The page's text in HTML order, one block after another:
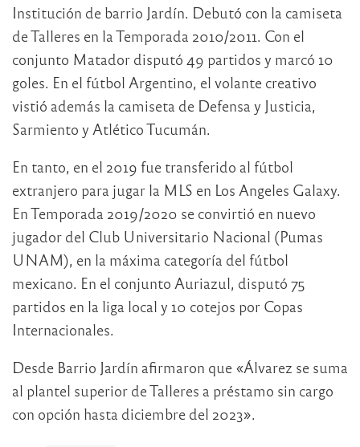
Institución de barrio Jardín. Debutó con la camiseta
de Talleres en la Temporada 2010/2011. Con el
conjunto Matador disputó 49 partidos y marcó 10
goles. En el fútbol Argentino, el volante creativo
vistió además la camiseta de Defensa y Justicia,
Sarmiento y Atlético Tucumán.
En tanto, en el 2019 fue transferido al fútbol
extranjero para jugar la MLS en Los Angeles Galaxy.
En Temporada 2019/2020 se convirtió en nuevo
jugador del Club Universitario Nacional (Pumas
UNAM), en la máxima categoría del fútbol
mexicano. En el conjunto Auriazul, disputó 75
partidos en la liga local y 10 cotejos por Copas
Internacionales.
Desde Barrio Jardín afirmaron que «Álvarez se suma
al plantel superior de Talleres a préstamo sin cargo
con opción hasta diciembre del 2023».